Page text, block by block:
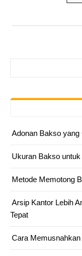
Adonan Bakso
Ukuran Bakso
Metode Memotong
Arsip Kantor Lebih
Tepat
Cara